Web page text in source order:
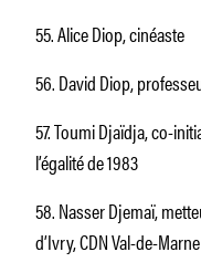
55. Alice Diop, cinéaste
56. David Diop,
57. Toumi Djaïdja, co-
l’égalité de 1983
58. Nasser Djemaï,
d’Ivry, CDN Val-de-Marne